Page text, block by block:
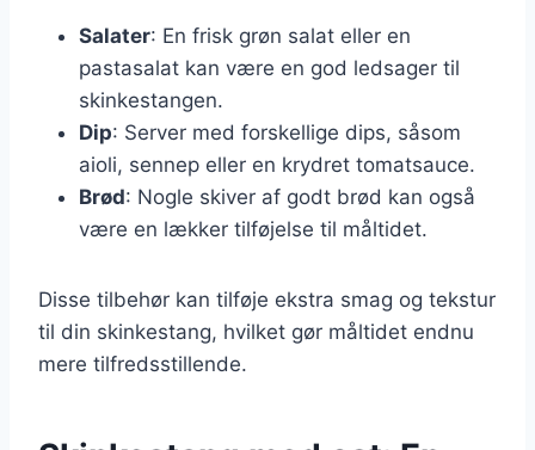
Salater: En frisk grøn salat eller en
pastasalat kan være en god ledsager til
skinkestangen.
Dip: Server med forskellige dips, såsom
aioli, sennep eller en krydret tomatsauce.
Brød: Nogle skiver af godt brød kan også
være en lækker tilføjelse til måltidet.
Disse tilbehør kan tilføje ekstra smag og tekstur
til din skinkestang, hvilket gør måltidet endnu
mere tilfredsstillende.